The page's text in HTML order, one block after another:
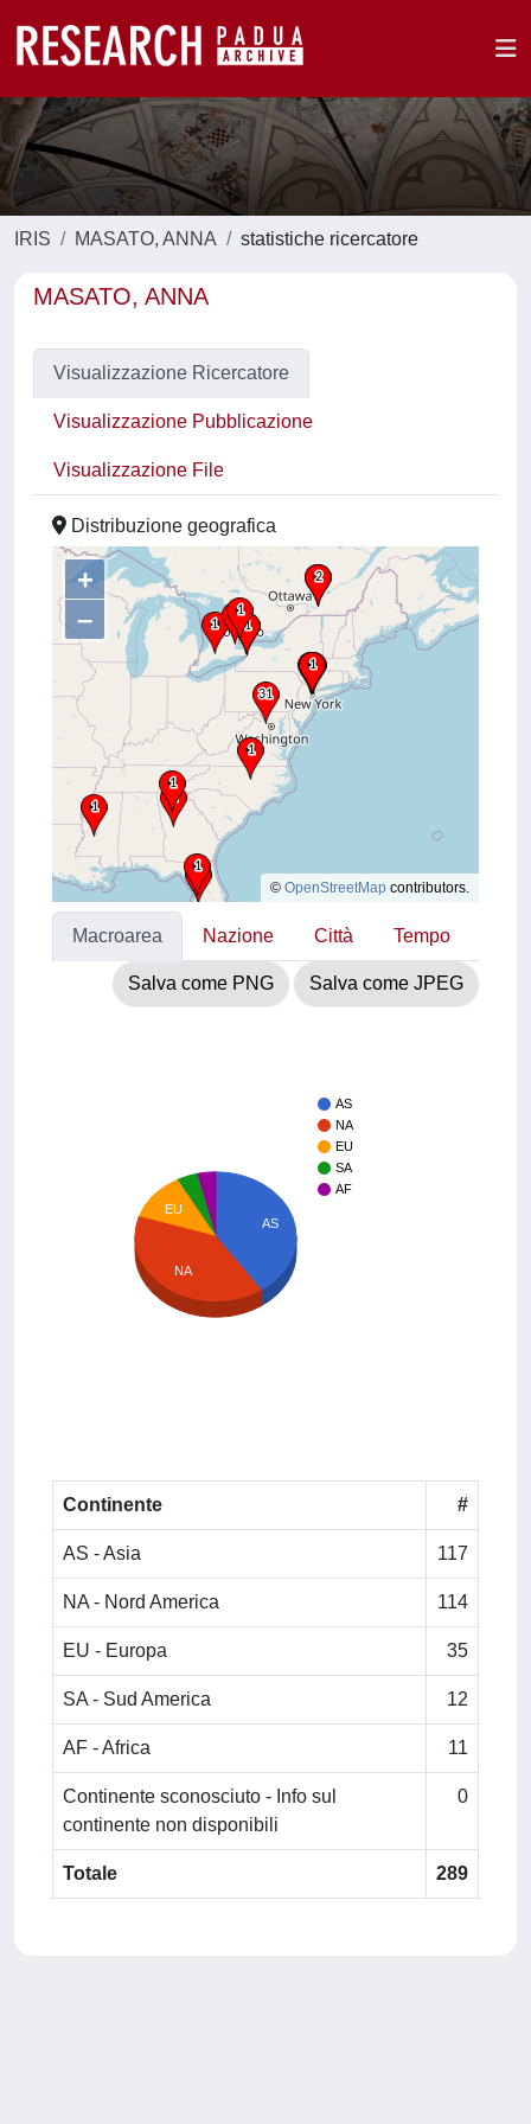
IRIS MASATO, ANNA statistiche ricercatore
MASATO, ANNA
Visualizzazione Ricercatore
Visualizzazione Pubblicazione
Visualizzazione File
Distribuzione geografica
+
–
© OpenStreetMap contributors.
Macroarea Nazione Città Tempo
Salva come PNG Salva come JPEG
AS
NA
EU
SA
AF
AS
EU
NA
Continente #
AS - Asia 117
NA - Nord America 114
EU - Europa 35
SA - Sud America 12
AF - Africa 11
Continente sconosciuto - Info sul
continente non disponibili
0
Totale 289